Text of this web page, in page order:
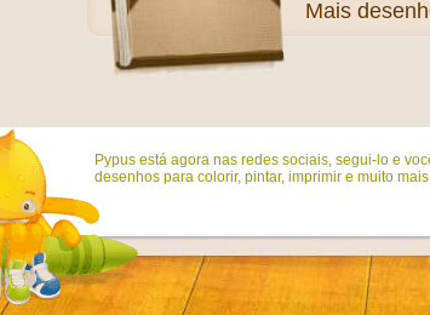
Mais
Pypus está agora nas redes sociais, segui-lo e
desenhos para colorir, pintar, imprimir e muito